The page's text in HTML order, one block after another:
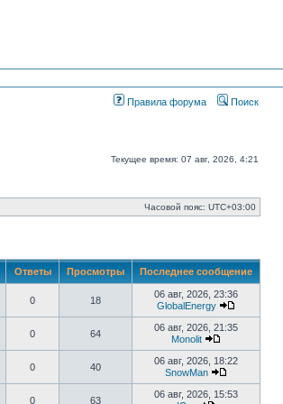
Правила форума Поиск
Текущее время: 07 авг, 2026, 4:21
Часовой пояс: UTC+03:00
Ответы Просмотры Последнее сообщение
0 18
06 авг, 2026, 23:36
GlobalEnergy
Перейти
к
0 64
06 авг, 2026, 21:35
Monolit
Перейти
к
последнему
0 40
06 авг, 2026, 18:22
SnowMan
Перейти
к
0 63
06 авг, 2026, 15:53